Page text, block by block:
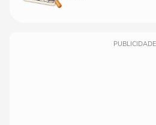
PUBLICIDADE